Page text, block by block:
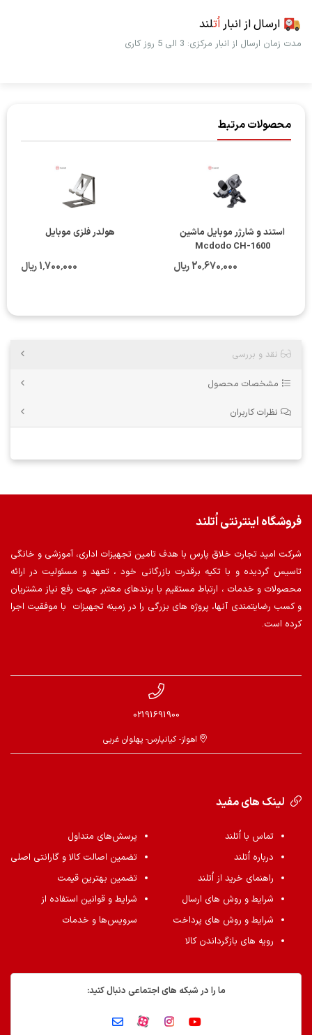
ارسال از انباراُتلند
مدت زمان ارسال از انبار مرکزی: 3 الی 5 روز کاری
محصولات مرتبط
استند و شارژر موبایل ماشین
Mcdodo CH-1600
20٬670٬000 ریال
هولدر فلزی موبایل
1٬700٬000 ریال
نقد و بررسی
مشخصات محصول
نظرات کاربران
فروشگاه اینترنتی اُتلند
شرکت امید تجارت خلاق پارس با هدف تامین تجهیزات اداری، آموزشی و خانگی
تاسیس گردیده و با تکیه برقدرت بازرگانی خود ، تعهد و مسئولیت در ارائه
محصولات و خدمات ، ارتباط مستقیم با برندهای معتبر جهت رفع نیاز مشتریان
و کسب رضایتمندی آنها، پروژه های بزرگی را در زمینه تجهیزات با موفقیت اجرا
کرده است.
02191691900
اهواز- کیانپارس- پهلوان غربی
لینک های مفید
تماس با اُتلند
درباره اُتلند
راهنمای خرید از اُتلند
شرایط و روش های ارسال
شرایط و روش های پرداخت
رویه های بازگرداندن کالا
پرسش‌های متداول
تضمین اصالت کالا و گارانتی اصلی
تضمین بهترین قیمت
شرایط و قوانین استفاده از
سرویس‌ها و خدمات
ما را در شبکه های اجتماعی دنبال کنید: